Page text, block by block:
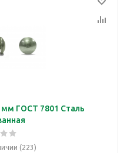
ГОСТ 7801 Сталь
(223)